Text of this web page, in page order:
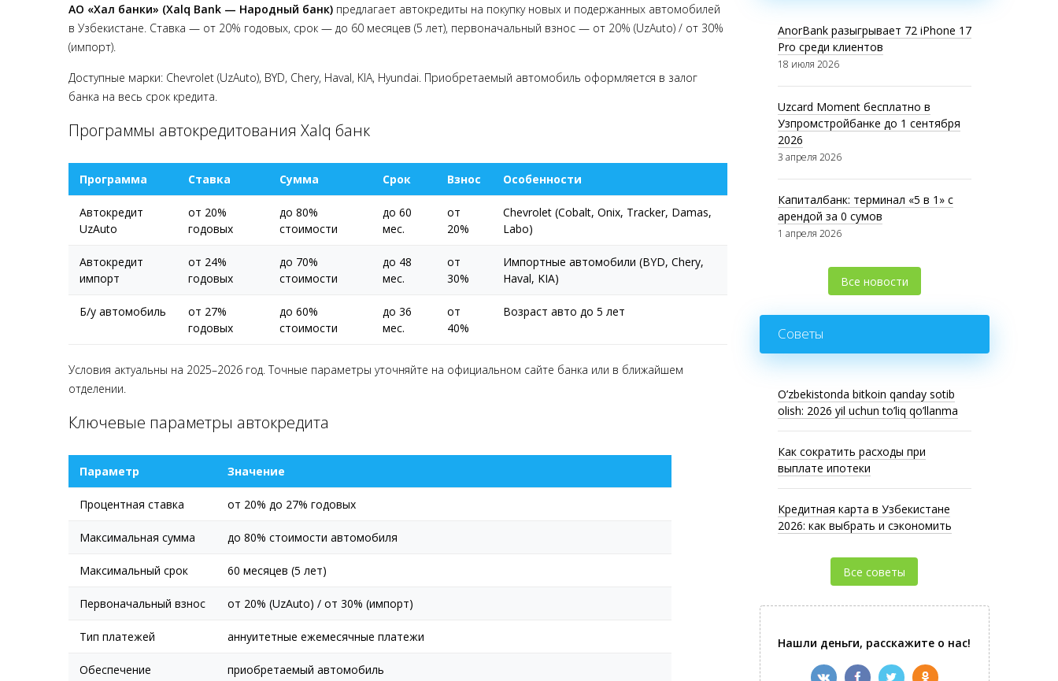
АО «Халқ банки» (Xalq Bank — Народный банк) предлагает автокредиты на покупку новых и подержанных автомобилей
в Узбекистане. Ставка — от 20% годовых, срок — до 60 месяцев (5 лет), первоначальный взнос — от 20% (UzAuto) / от 30%
(импорт).
Доступные марки: Chevrolet (UzAuto), BYD, Chery, Haval, KIA, Hyundai. Приобретаемый автомобиль оформляется в залог
банка на весь срок кредита.
Программы автокредитования Xalq банк
Программа Ставка Сумма Срок Взнос Особенности
Автокредит
UzAuto
от 20%
годовых
до 80%
стоимости
до 60
мес.
от
20%
Chevrolet (Cobalt, Onix, Tracker, Damas,
Labo)
Автокредит
импорт
от 24%
годовых
до 70%
стоимости
до 48
мес.
от
30%
Импортные автомобили (BYD, Chery,
Haval, KIA)
Б/у автомобиль
от 27%
годовых
до 60%
стоимости
до 36
мес.
от
40%
Возраст авто до 5 лет
Условия актуальны на 2025–2026 год. Точные параметры уточняйте на официальном сайте банка или в ближайшем
отделении.
Ключевые параметры автокредита
Параметр Значение
Процентная ставка от 20% до 27% годовых
Максимальная сумма до 80% стоимости автомобиля
Максимальный срок 60 месяцев (5 лет)
Первоначальный взнос от 20% (UzAuto) / от 30% (импорт)
Тип платежей аннуитетные ежемесячные платежи
Обеспечение приобретаемый автомобиль
AnorBank разыгрывает 72 iPhone 17
Pro среди клиентов
18 июля 2026
Uzcard Moment бесплатно в
Узпромстройбанке до 1 сентября
2026
3 апреля 2026
Капиталбанк: терминал «5 в 1» с
арендой за 0 сумов
1 апреля 2026
Все новости
Советы
O’zbekistonda bitkoin qanday sotib
olish: 2026 yil uchun to’liq qo’llanma
Как сократить расходы при
выплате ипотеки
Кредитная карта в Узбекистане
2026: как выбрать и сэкономить
Все советы
Нашли деньги, расскажите о нас!